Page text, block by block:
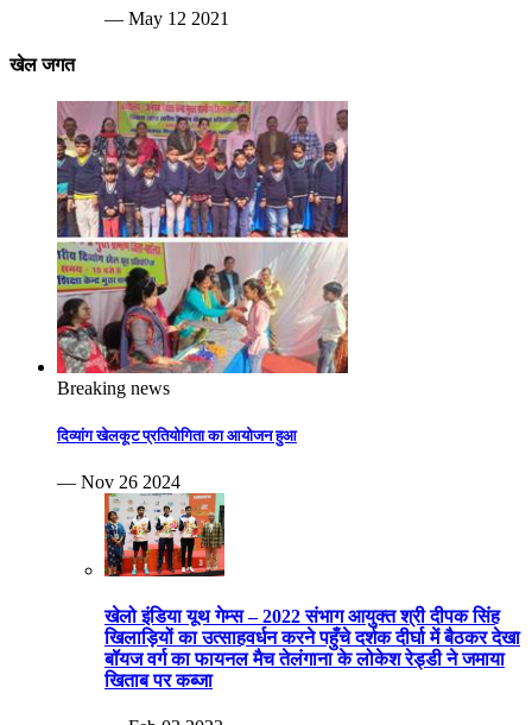
— May 12 2021
खेल जगत
Breaking news
दिव्यांग खेलकूट प्रतियोगिता का आयोजन हुआ
— Nov 26 2024
खेलो इंडिया यूथ गेम्स – 2022 संभाग आयुक्त श्री दीपक सिंह
खिलाड़ियों का उत्साहवर्धन करने पहुँचे दर्शक दीर्घा में बैठकर देखा
बॉयज वर्ग का फायनल मैच तेलंगाना के लोकेश रेड्डी ने जमाया
खिताब पर कब्जा